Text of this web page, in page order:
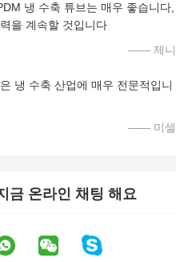
냉 수축 튜브는 매우 좋습니다,
을 계속할 것입니다
—— 제니
냉 수축 산업에 매우 전문적입니
—— 미셀
금 온라인 채팅 해요